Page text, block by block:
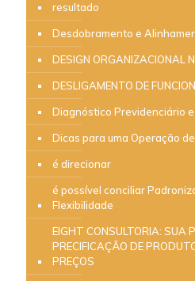
resultado
Desdobramento e
DESIGN ORGANIZACIONAL
DESLIGAMENTO DE
Diagnóstico Previdenciário
Dicas para uma Operação
é direcionar
é possível conciliar
Flexibilidade
EIGHT CONSULTORIA: SUA
PRECIFICAÇÃO DE
PREÇOS